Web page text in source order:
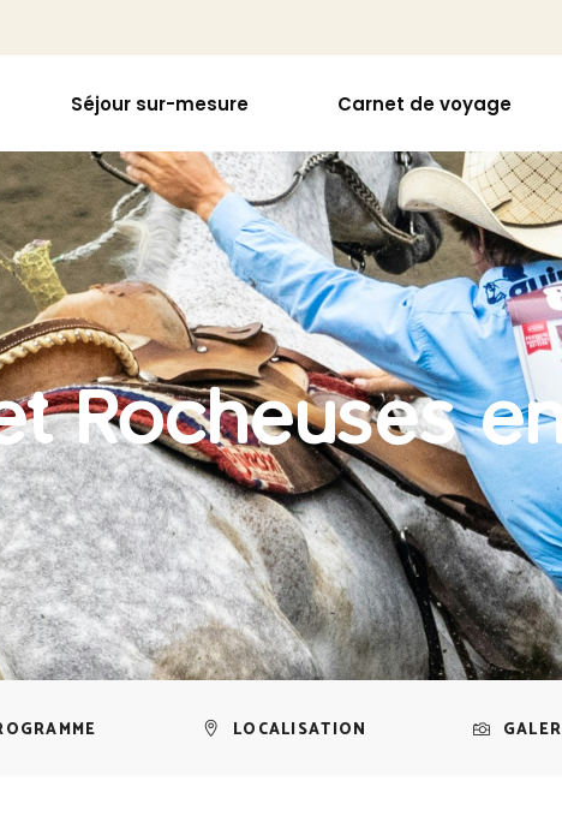
Séjour sur-mesure Carnet de voyage
Rocheuses
LOCALISATION